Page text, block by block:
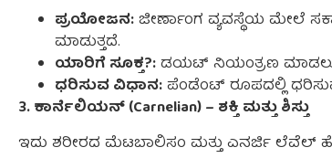
ಪ್ರಯೋಜನ:ಜೀರ್ಣಾಂಗ ವ್ಯವಸ್ಥೆಯ ಮೇಲೆ
ಮಾಡುತ್ತದೆ.
ಯಾರಿಗೆ ಸೂಕ್ತ?:ಡಯಟ್ ನಿಯಂತ್ರಣ ಮಾಡಲು
ಧರಿಸುವ ವಿಧಾನ:ಪೆಂಡೆಂಟ್ ರೂಪದಲ್ಲಿ
3. ಕಾರ್ನೆಲಿಯನ್ (Carnelian) – ಶಕ್ತಿ ಮತ್ತು ಶಿಸ್ತು
ಇದು ಶರೀರದ ಮೆಟಬಾಲಿಸಂ ಮತ್ತು ಎನರ್ಜಿ ಲೆವೆಲ್